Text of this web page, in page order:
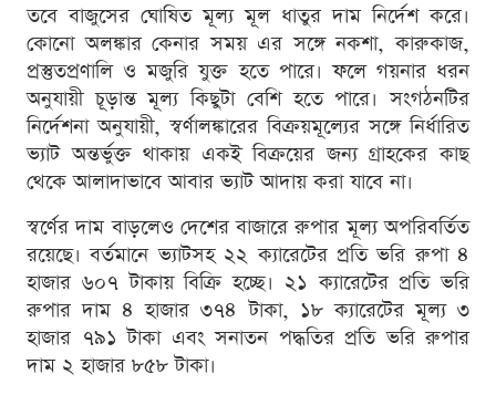
তবে বাজুসের ঘোষিত মূল্য মূল ধাতুর দাম নির্দেশ করে।
কোনো অলঙ্কার কেনার সময় এর সঙ্গে নকশা, কারুকাজ,
প্রস্তুতপ্রণালি ও মজুরি যুক্ত হতে পারে। ফলে গয়নার ধরন
অনুযায়ী চূড়ান্ত মূল্য কিছুটা বেশি হতে পারে। সংগঠনটির
নির্দেশনা অনুযায়ী, স্বর্ণালঙ্কারের বিক্রয়মূল্যের সঙ্গে নির্ধারিত
ভ্যাট অন্তর্ভুক্ত থাকায় একই বিক্রয়ের জন্য গ্রাহকের কাছ
থেকে আলাদাভাবে আবার ভ্যাট আদায় করা যাবে না।
স্বর্ণের দাম বাড়লেও দেশের বাজারে রুপার মূল্য অপরিবর্তিত
রয়েছে। বর্তমানে ভ্যাটসহ ২২ ক্যারেটের প্রতি ভরি রুপা ৪
হাজার ৬০৭ টাকায় বিক্রি হচ্ছে। ২১ ক্যারেটের প্রতি ভরি
রুপার দাম ৪ হাজার ৩৭৪ টাকা, ১৮ ক্যারেটের মূল্য ৩
হাজার ৭৯১ টাকা এবং সনাতন পদ্ধতির প্রতি ভরি রুপার
দাম ২ হাজার ৮৫৮ টাকা।